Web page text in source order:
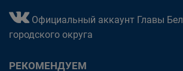
Официальный аккаунт Главы
городского округа
РЕКОМЕНДУЕМ